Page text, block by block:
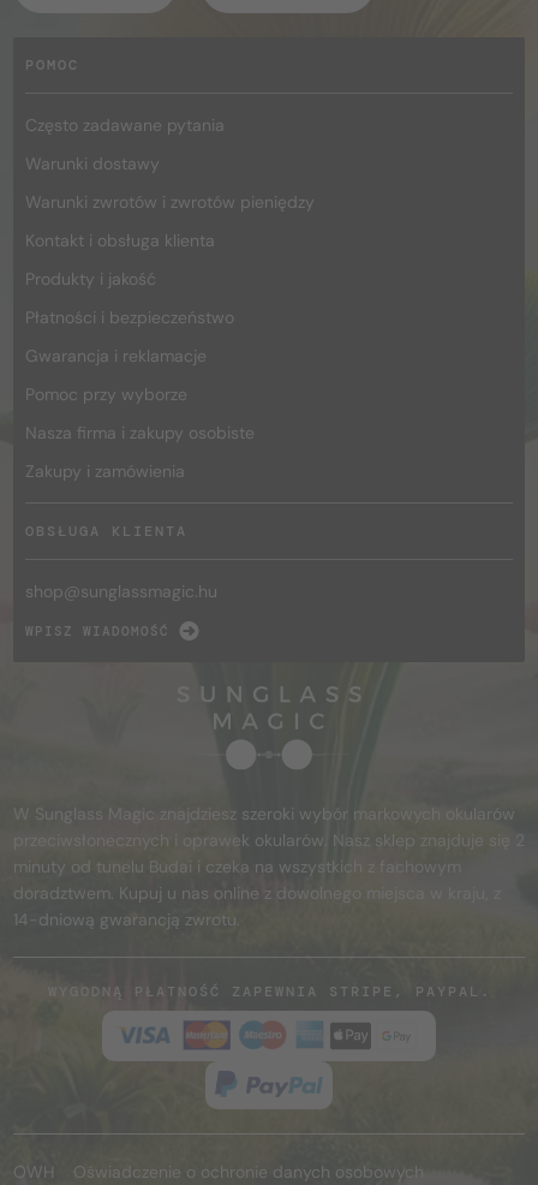
POMOC
Często zadawane pytania
Warunki dostawy
Warunki zwrotów i zwrotów pieniędzy
Kontakt i obsługa klienta
Produkty i jakość
Płatności i bezpieczeństwo
Gwarancja i reklamacje
Pomoc przy wyborze
Nasza firma i zakupy osobiste
Zakupy i zamówienia
OBSŁUGA KLIENTA
shop@sunglassmagic.hu
WPISZ WIADOMOŚĆ
W Sunglass Magic znajdziesz szeroki wybór markowych okularów
przeciwsłonecznych i oprawek okularów. Nasz sklep znajduje się 2
minuty od tunelu Budai i czeka na wszystkich z fachowym
doradztwem. Kupuj u nas online z dowolnego miejsca w kraju, z
14-dniową gwarancją zwrotu.
WYGODNĄ PŁATNOŚĆ ZAPEWNIA STRIPE, PAYPAL.
OWH Oświadczenie o ochronie danych osobowych